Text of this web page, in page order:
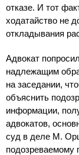
отказе. И тот
ходатайство не
откладывания
Адвокат
надлежащим
на заседании,
объяснить
информации,
адвокатов,
суд в деле М.
подозреваемому